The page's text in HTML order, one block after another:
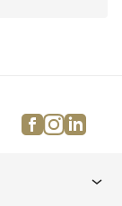
en
facebook